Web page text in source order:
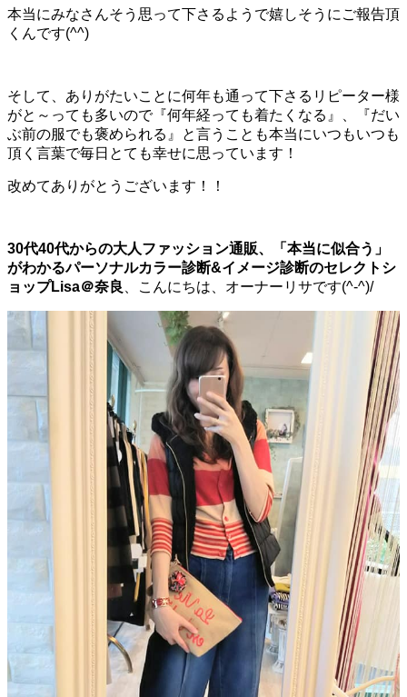
本当にみなさんそう思って下さるようで嬉しそうにご報告頂
くんです(^^)
そして、ありがたいことに何年も通って下さるリピーター様
がと～っても多いので『何年経っても着たくなる』、『だい
ぶ前の服でも褒められる』と言うことも本当にいつもいつも
頂く言葉で毎日とても幸せに思っています！
改めてありがとうございます！！
30代40代からの大人ファッション通販、
「本当に似合う」
がわかるパーソナルカラー診断&イメージ診断のセレクトシ
ョップLisa＠奈良
、こんにちは、オーナーリサです(^-^)/